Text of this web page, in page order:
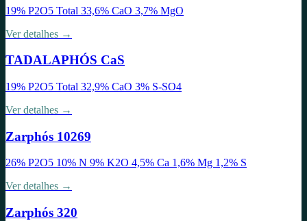
19% P2O5 Total 33,6% CaO 3,7% MgO
Ver detalhes →
TADALAPHÓS CaS
19% P2O5 Total 32,9% CaO 3% S-SO4
Ver detalhes →
Zarphós 10269
26% P2O5 10% N 9% K2O 4,5% Ca 1,6% Mg 1,2% S
Ver detalhes →
Zarphós 320